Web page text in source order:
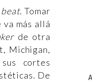
beat. Tomar
más allá
de otra
Michigan,
cortes
De